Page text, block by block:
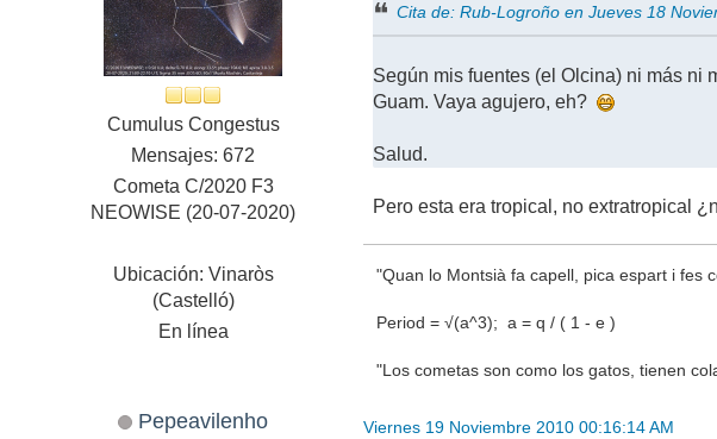
Cumulus Congestus
Mensajes: 672
Cometa C/2020 F3
NEOWISE (20-07-2020)
Ubicación: Vinaròs
(Castelló)
En línea
Cita de: Rub-Logroño en Jueves 18
Según mis fuentes (el Olcina) ni más ni
Guam. Vaya agujero, eh?
Salud.
Pero esta era tropical, no extratropical
"Quan lo Montsià fa capell, pica espart i fes
Period = √(a^3); a = q / ( 1 - e )
"Los cometas son como los gatos, tienen
Pepeavilenho Viernes 19 Noviembre 2010 00:16:14 AM